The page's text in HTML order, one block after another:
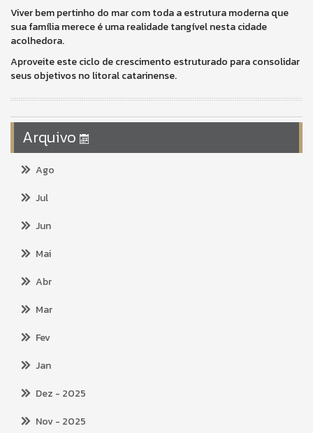
Viver bem pertinho do mar com toda a estrutura moderna que
sua família merece é uma realidade tangível nesta cidade
acolhedora.
Aproveite este ciclo de crescimento estruturado para consolidar
seus objetivos no litoral catarinense.
Arquivo
Ago
Jul
Jun
Mai
Abr
Mar
Fev
Jan
Dez - 2025
Nov- 2025